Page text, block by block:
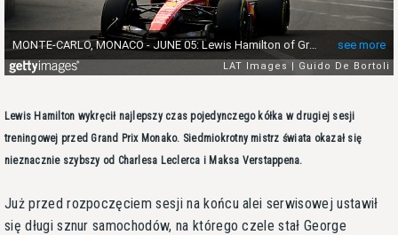
Lewis Hamilton wykręcił najlepszy czas pojedynczego kółka w drugiej sesji
treningowej przed Grand Prix Monako. Siedmiokrotny mistrz świata okazał się
nieznacznie szybszy od Charlesa Leclerca i Maksa Verstappena.
Już przed rozpoczęciem sesji na końcu alei serwisowej ustawił
się długi sznur samochodów, na którego czele stał George